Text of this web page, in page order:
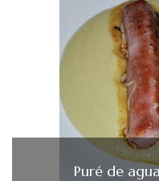
Puré de